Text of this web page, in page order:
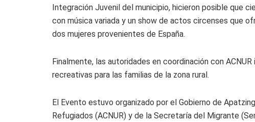
Integración Juvenil del municipio, hicieron posible que
con música variada y un show de actos circenses que
dos mujeres provenientes de España.
Finalmente, las autoridades en coordinación con
recreativas para las familias de la zona rural.
El Evento estuvo organizado por el Gobierno de
Refugiados (ACNUR) y de la Secretaría del Migrante